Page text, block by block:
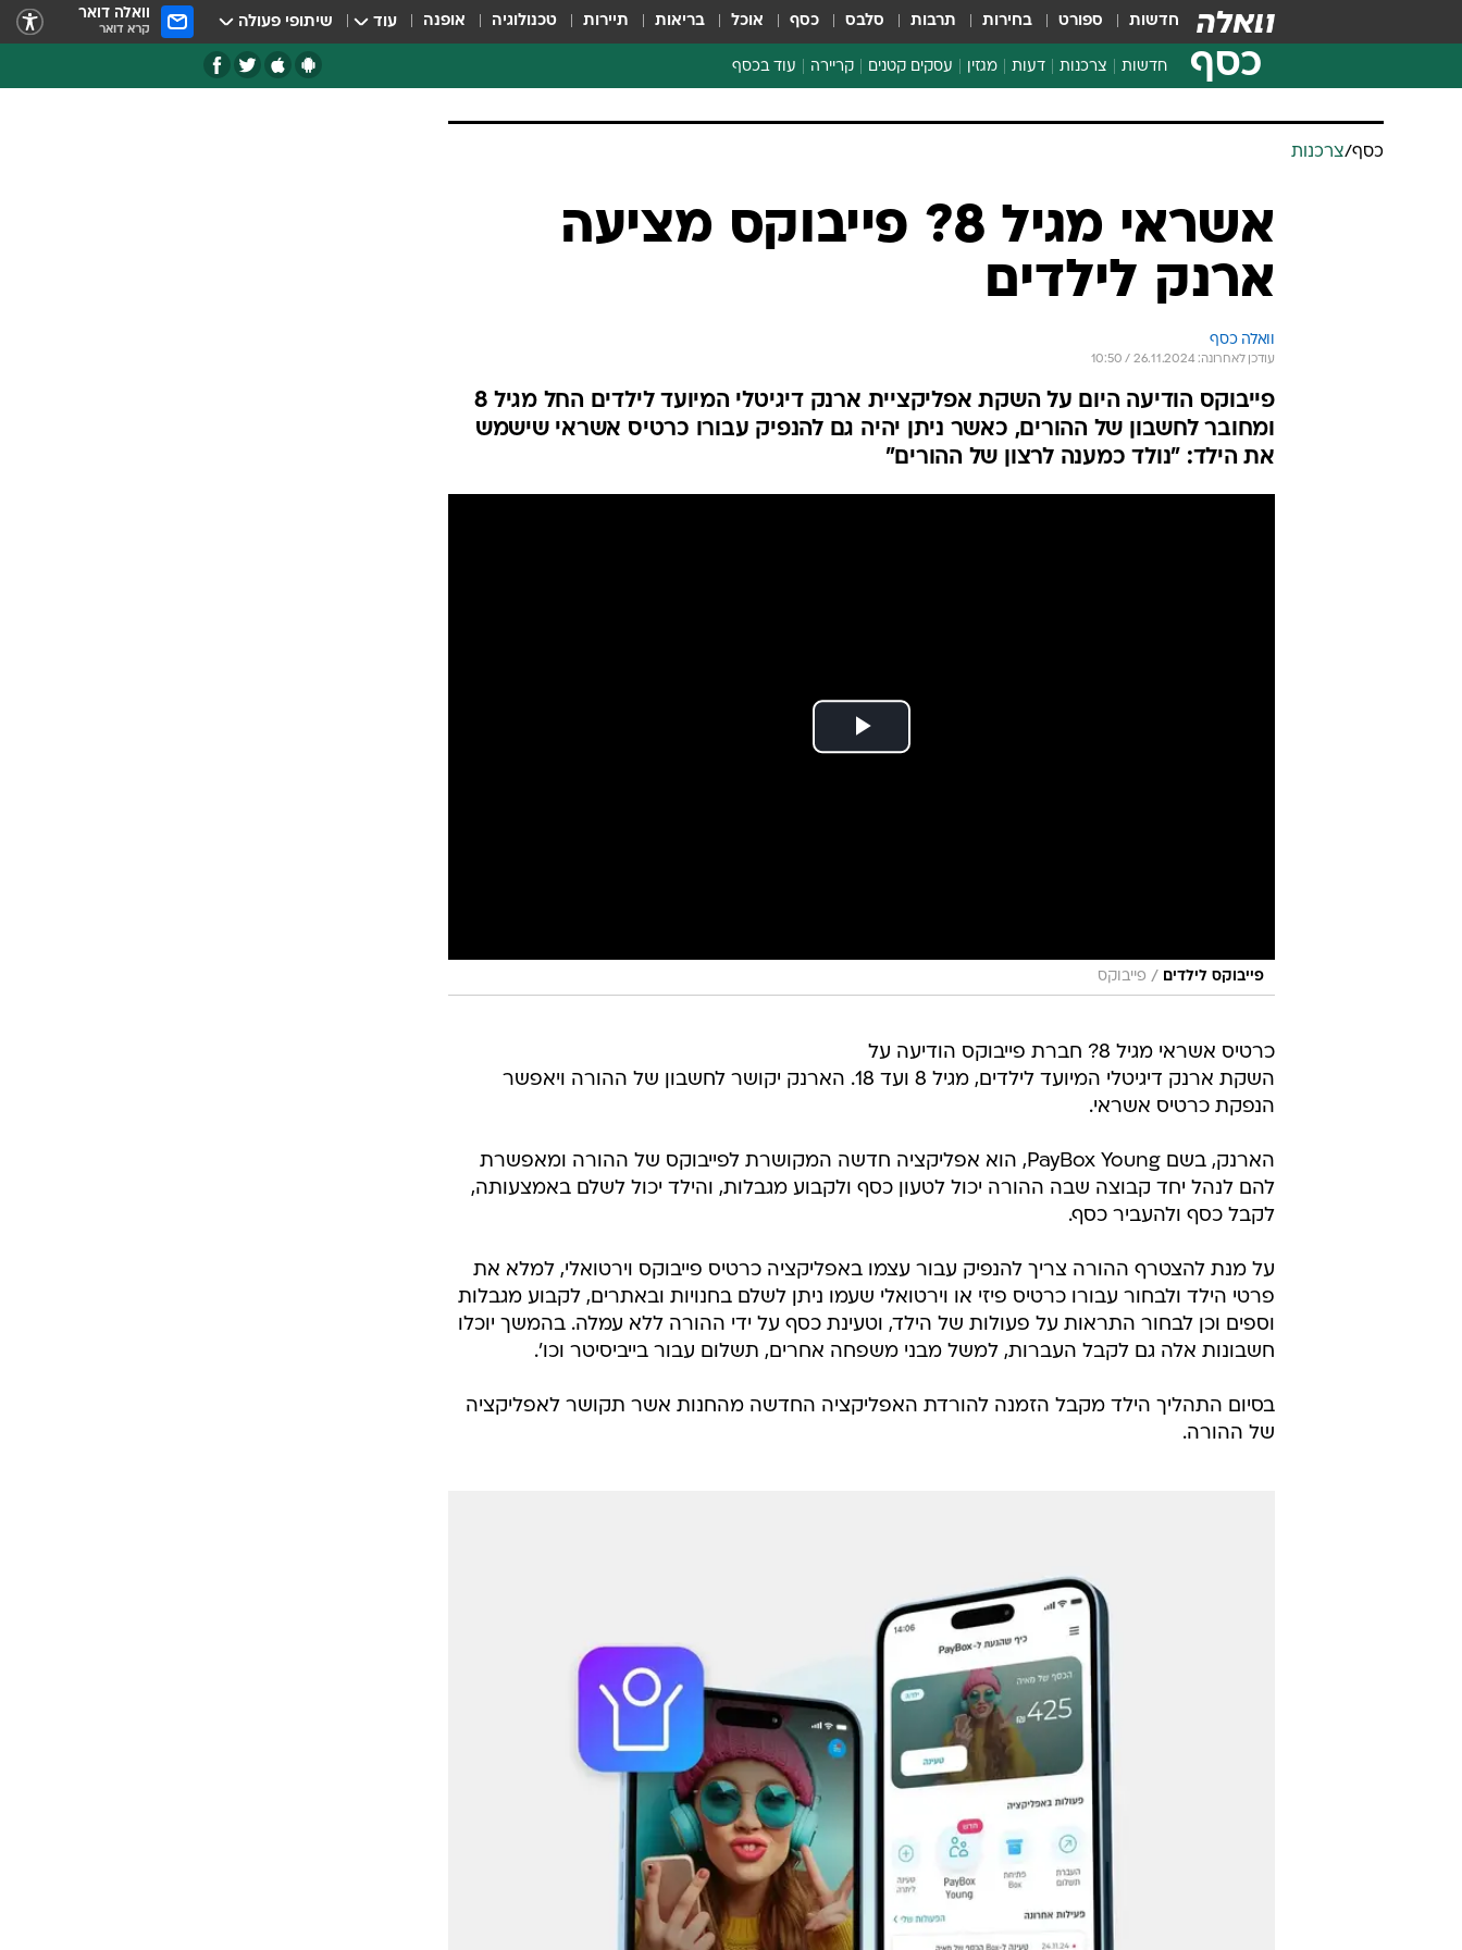
חדשות ספורט בחירות תרבות סלבס כסף אוכל בריאות תיירות טכנולוגיה אופנה עוד שיתופי פעולה וואלה דואר
קרא דואר
כסף חדשות צרכנות
צרכנות פיננסית
דעות מגזין עסקים קטנים קריירה עוד בכסף
ספורט ביזנס
כסף/צרכנות
אשראי מגיל 8? פייבוקס מציעה
ארנק לילדים
וואלה כסף
עודכן לאחרונה: 26.11.2024 / 10:50
פייבוקס הודיעה היום על השקת אפליקציית ארנק דיגיטלי המיועד לילדים החל מגיל 8
ומחובר לחשבון של ההורים, כאשר ניתן יהיה גם להנפיק עבורו כרטיס אשראי שישמש
את הילד: "נולד כמענה לרצון של ההורים"
פייבוקס לילדים / פייבוקס
כרטיס אשראי מגיל 8? חברת פייבוקס הודיעה על
השקת ארנק דיגיטלי המיועד לילדים, מגיל 8 ועד 18. הארנק יקושר לחשבון של ההורה ויאפשר
הנפקת כרטיס אשראי.
הארנק, בשם PayBox Young, הוא אפליקציה חדשה המקושרת לפייבוקס של ההורה ומאפשרת
להם לנהל יחד קבוצה שבה ההורה יכול לטעון כסף ולקבוע מגבלות, והילד יכול לשלם באמצעותה,
לקבל כסף ולהעביר כסף.
על מנת להצטרף ההורה צריך להנפיק עבור עצמו באפליקציה כרטיס פייבוקס וירטואלי, למלא את
פרטי הילד ולבחור עבורו כרטיס פיזי או וירטואלי שעמו ניתן לשלם בחנויות ובאתרים, לקבוע מגבלות
וספים וכן לבחור התראות על פעולות של הילד, וטעינת כסף על ידי ההורה ללא עמלה. בהמשך יוכלו
חשבונות אלה גם לקבל העברות, למשל מבני משפחה אחרים, תשלום עבור בייביסיטר וכו'.
בסיום התהליך הילד מקבל הזמנה להורדת האפליקציה החדשה מהחנות אשר תקושר לאפליקציה
של ההורה.